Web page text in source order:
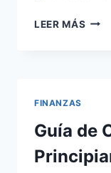
LEER MÁS
FINANZAS
Guía de